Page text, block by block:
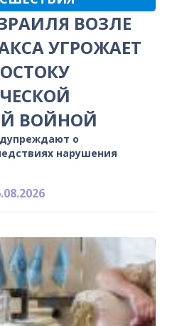
ВОЗЛЕ
УГРОЖАЕТ
ВОЙНОЙ
о
нарушения